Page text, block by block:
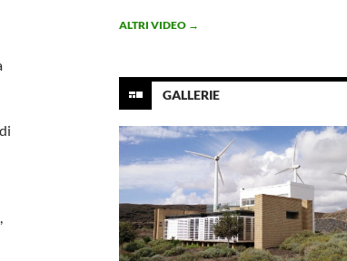
ALTRI VIDEO →
GALLERIE